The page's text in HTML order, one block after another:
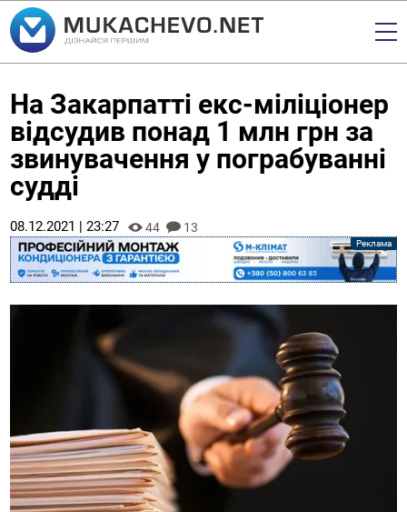
На Закарпатті екс-міліціонер
відсудив понад 1 млн грн за
звинувачення у пограбуванні
судді
08.12.2021 | 23:27 44 13